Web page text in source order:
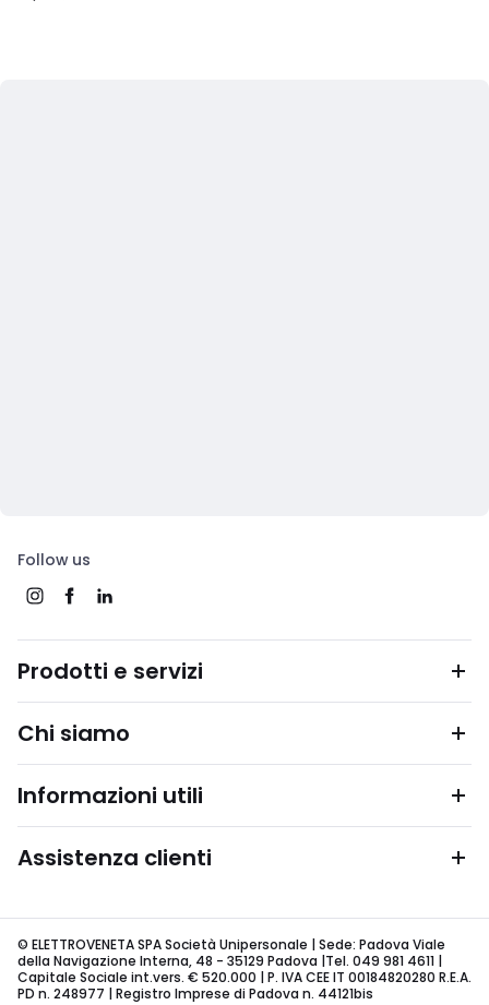
Follow us
Prodotti e servizi
Chi siamo
Informazioni utili
Assistenza clienti
© ELETTROVENETA SPA Società Unipersonale | Sede: Padova Viale
della Navigazione Interna, 48 - 35129 Padova |Tel. 049 981 4611 |
Capitale Sociale int.vers. € 520.000 | P. IVA CEE IT 00184820280 R.E.A.
PD n. 248977 | Registro Imprese di Padova n. 44121bis